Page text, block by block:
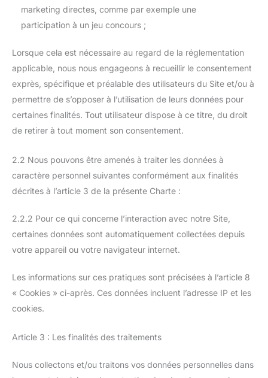
marketing directes, comme par exemple une
participation à un jeu concours ;
Lorsque cela est nécessaire au regard de la réglementation
applicable, nous nous engageons à recueillir le consentement
exprès, spécifique et préalable des utilisateurs du Site et/ou à
permettre de s’opposer à l’utilisation de leurs données pour
certaines finalités. Tout utilisateur dispose à ce titre, du droit
de retirer à tout moment son consentement.
2.2 Nous pouvons être amenés à traiter les données à
caractère personnel suivantes conformément aux finalités
décrites à l’article 3 de la présente Charte :
2.2.2 Pour ce qui concerne l’interaction avec notre Site,
certaines données sont automatiquement collectées depuis
votre appareil ou votre navigateur internet.
Les informations sur ces pratiques sont précisées à l’article 8
« Cookies » ci-après. Ces données incluent l’adresse IP et les
cookies.
Article 3 : Les finalités des traitements
Nous collectons et/ou traitons vos données personnelles dans